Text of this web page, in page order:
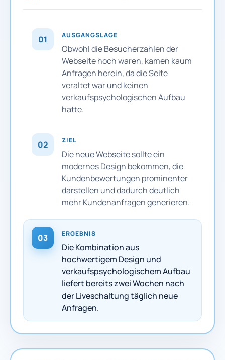
01 AUSGANGSLAGE
Obwohl die Besucherzahlen der
Webseite hoch waren, kamen kaum
Anfragen herein, da die Seite
veraltet war und keinen
verkaufspsychologischen Aufbau
hatte.
02 ZIEL
Die neue Webseite sollte ein
modernes Design bekommen, die
Kundenbewertungen prominenter
darstellen und dadurch deutlich
mehr Kundenanfragen generieren.
03 ERGEBNIS
Die Kombination aus
hochwertigem Design und
verkaufspsychologischem Aufbau
liefert bereits zwei Wochen nach
der Liveschaltung täglich neue
Anfragen.